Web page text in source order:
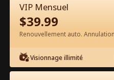
Épisode 10 -
Tombée Enceinte
le coma Film
1-50 51-100
VIP Mensuel
$39.99
Renouvellement auto.
Visionnage illimité